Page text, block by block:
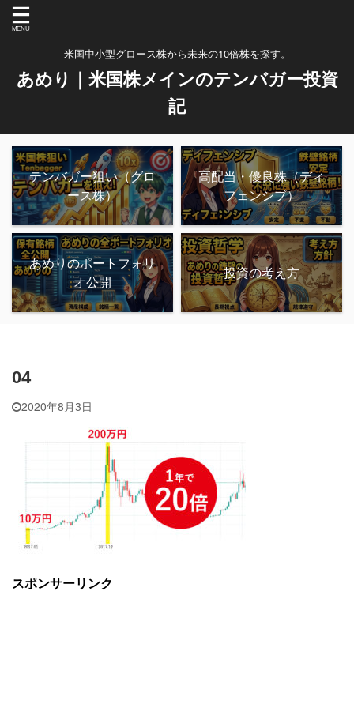
米国中小型グロース株から未来の10倍株を探す。
あめり｜米国株メインのテンバガー投資
記
テンバガー狙い（グロ
ース株）
高配当・優良株（ディ
フェンシブ）
あめりのポートフォリ
オ公開
投資の考え方
04
2020年8月3日
スポンサーリンク